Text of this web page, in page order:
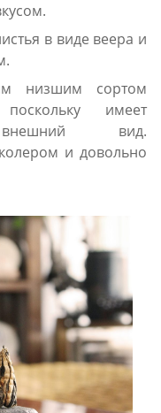
в виде веера и
низшим сортом
имеет
внешний вид.
и довольно